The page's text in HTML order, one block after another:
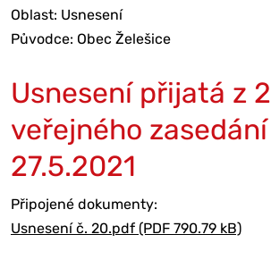
Oblast: Usnesení
Původce: Obec Želešice
Usnesení přijatá z
veřejného
27.5.2021
Připojené dokumenty:
Usnesení č. 20.pdf (PDF 790.79 kB)